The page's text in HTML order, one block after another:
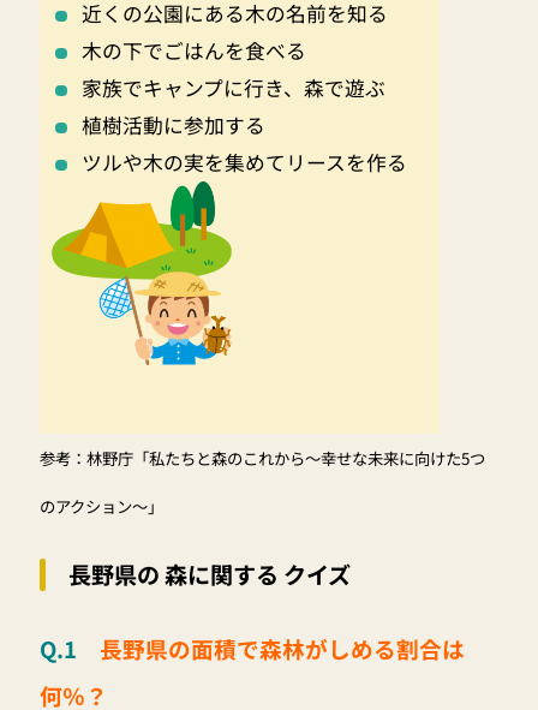
近くの公園にある木の名前を知る
木の下でごはんを食べる
家族でキャンプに行き、森で遊ぶ
植樹活動に参加する
ツルや木の実を集めてリースを作る
参考：林野庁「私たちと森のこれから～幸せな未来に向けた5つ
のアクション～」
長野県の 森に関する クイズ
Q.1 長野県の面積で森林がしめる割合は
何％？